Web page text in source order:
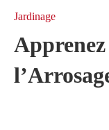
Jardinage